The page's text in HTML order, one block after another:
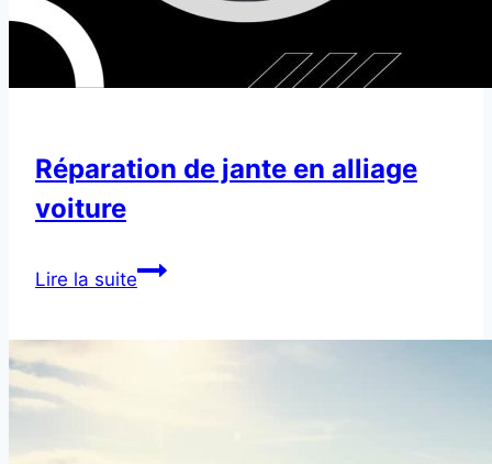
Réparation de jante en alliage
voiture
Lire la suiteRéparation